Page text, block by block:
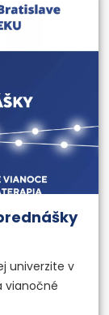
univerzite v
vianočné